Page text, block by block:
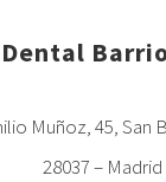
Muñoz, 45, San
28037 – Madrid